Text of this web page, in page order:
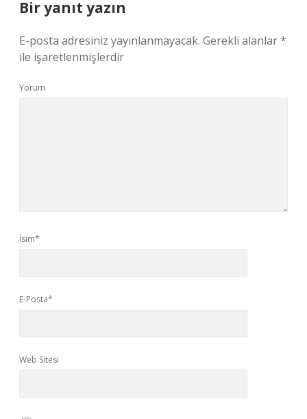
Bir yanıt yazın
E-posta adresiniz yayınlanmayacak. Gerekli alanlar*
ile işaretlenmişlerdir
Yorum
İsim*
E-Posta*
Web Sitesi